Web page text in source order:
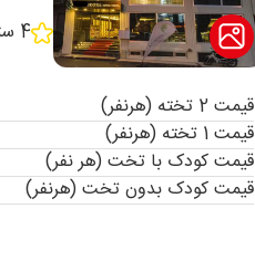
4 ستاره
قیمت 2 تخته (هرنفر)
قیمت 1 تخته (هرنفر)
قیمت کودک با تخت (هر نفر)
قیمت کودک بدون تخت (هرنفر)